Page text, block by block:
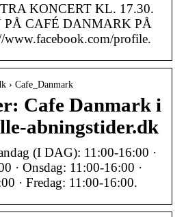
KONCERT KL. 17.30.
PÅ CAFÉ DANMARK PÅ
www.facebook.com/profile.
› Cafe_Danmark
Cafe Danmark i
abningstider.dk
(I DAG): 11:00-16:00 ·
· Onsdag: 11:00-16:00 ·
· Fredag: 11:00-16:00.